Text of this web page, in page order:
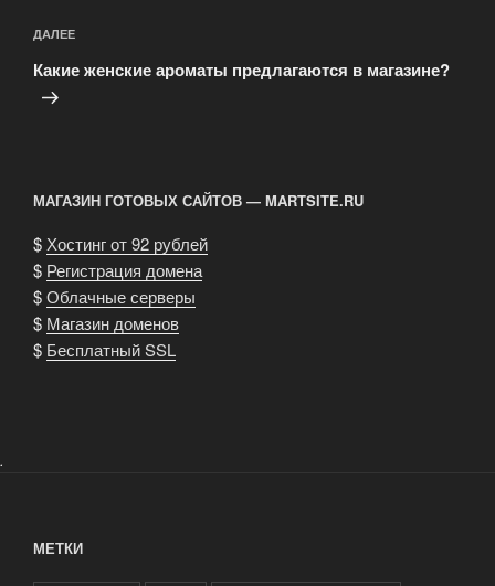
Следующая
запись
ДАЛЕЕ
Какие женские ароматы предлагаются в магазине?
МАГАЗИН ГОТОВЫХ САЙТОВ — MARTSITE.RU
$ Хостинг от 92 рублей
$ Регистрация домена
$Облачные серверы
$ Магазин доменов
$ Бесплатный SSL
.
МЕТКИ